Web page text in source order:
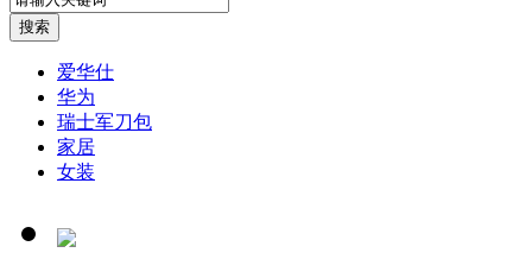
爱华仕
华为
瑞士军刀包
家居
女装